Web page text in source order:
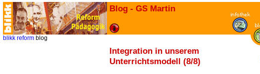
Blog - GS Martin
blikk reform blog
Integration in unserem
Unterrichtsmodell (8/8)